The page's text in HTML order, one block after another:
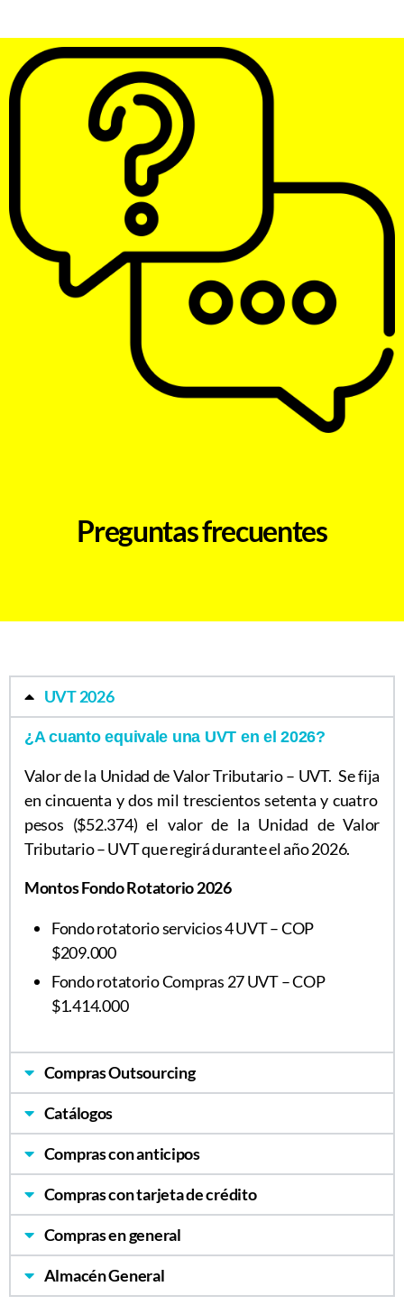
Preguntas frecuentes
UVT 2026
¿A cuanto equivale una UVT en el 2026?
Valor de la Unidad de Valor Tributario – UVT. Se fija
en cincuenta y dos mil trescientos setenta y cuatro
pesos ($52.374) el valor de la Unidad de Valor
Tributario – UVT que regirá durante el año 2026.
Montos Fondo Rotatorio 2026
Fondo rotatorio servicios 4 UVT – COP
$209.000
Fondo rotatorio Compras 27 UVT – COP
$1.414.000
Compras Outsourcing
Catálogos
Compras con anticipos
Compras con tarjeta de crédito
Compras en general
Almacén General